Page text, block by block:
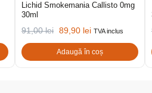
Lichid Smokemania Callisto 0mg
30ml
91,00lei 89,90 lei TVA inclus
Adaugă în coș